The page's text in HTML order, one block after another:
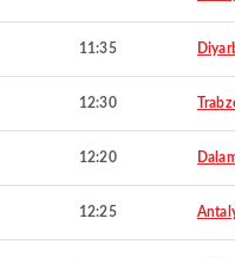
11:35
12:30
12:20
12:25